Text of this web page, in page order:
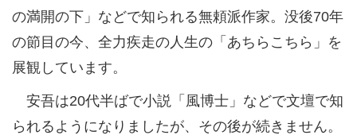
の満開の下」などで知られる無頼派作家。没後70年
の節目の今、全力疾走の人生の「あちらこちら」を
展観しています。
安吾は20代半ばで小説「風博士」などで文壇で知
られるようになりましたが、その後が続きません。